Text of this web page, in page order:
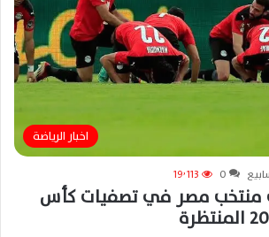
اخبار الرياضة
0 19٬113
منتخب مصر في تصفيات كأس